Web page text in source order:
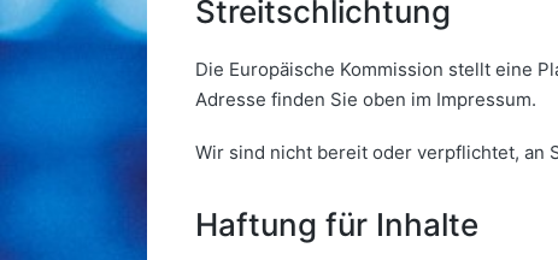
Streitschlichtung
Die Europäische Kommission stellt eine
Adresse finden Sie oben im Impressum.
Wir sind nicht bereit oder verpflichtet, an
Haftung für Inhalte